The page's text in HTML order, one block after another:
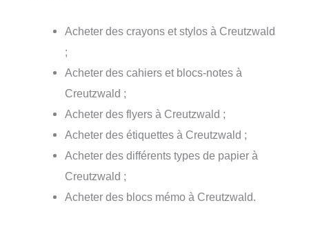
Acheter des crayons et stylos à Creutzwald
;
Acheter des cahiers et blocs-notes à
Creutzwald ;
Acheter des flyers à Creutzwald ;
Acheter des étiquettes à Creutzwald ;
Acheter des différents types de papier à
Creutzwald ;
Acheter des blocs mémo à Creutzwald.